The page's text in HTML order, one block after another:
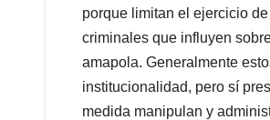
p
p
o
k
I
n
s
porque limitan el ejercicio
criminales que influyen
amapola. Generalmente
institucionalidad, pero sí
medida manipulan y